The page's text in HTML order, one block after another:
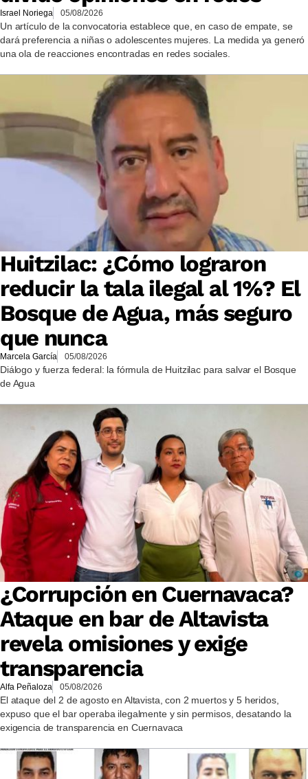
Israel Noriega 05/08/2026
Un artículo de la convocatoria establece que, en caso de empate, se
dará preferencia a niñas o adolescentes mujeres. La medida ya generó
una ola de reacciones encontradas en redes sociales.
Huitzilac: ¿Cómo lograron
reducir la tala ilegal al 1%? El
Bosque de Agua, más seguro
que nunca
Marcela García 05/08/2026
Diálogo y fuerza federal: la fórmula de Huitzilac para salvar el Bosque
de Agua
¿Corrupción en Cuernavaca?
Ataque en bar de Altavista
revela omisiones y exige
transparencia
Alfa Peñaloza 05/08/2026
El ataque del 2 de agosto en Altavista, con 2 muertos y 5 heridos,
expuso que el bar operaba ilegalmente y sin permisos, desatando la
exigencia de transparencia en Cuernavaca